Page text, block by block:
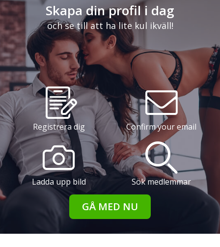
Skapa din profil i dag
och se till att ha lite kul ikväll!
Registrera dig Confirm your email
Ladda upp bild Sök medlemmar
GÅ MED NU